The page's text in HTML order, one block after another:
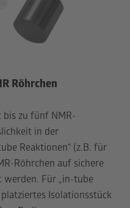
Röhrchen
zu fünf NMR-
in der
Reaktionen“ (z.B. für
Röhrchen auf sichere
Für „in-tube
Isolationsstück